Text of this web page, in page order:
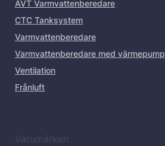
AVT Varmvattenberedare
CTC Tanksystem
Varmvattenberedare
Varmvattenberedare med värmepump
Ventilation
Frånluft
Varumärken